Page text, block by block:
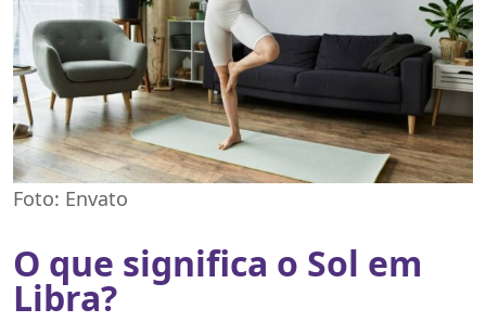
Foto: Envato
O que significa o Sol em
Libra?